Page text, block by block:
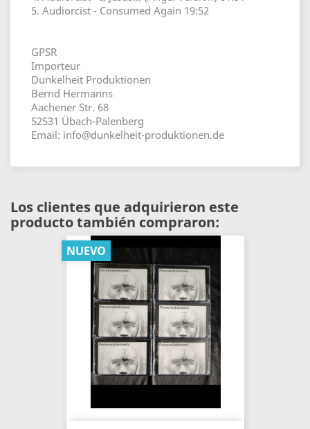
5. Audiorcist - Consumed Again 19:52
GPSR
Importeur
Dunkelheit Produktionen
Bernd Hermanns
Aachener Str. 68
52531 Übach-Palenberg
Email: info@dunkelheit-produktionen.de
Los clientes que adquirieron este
producto también compraron:
NUEVO